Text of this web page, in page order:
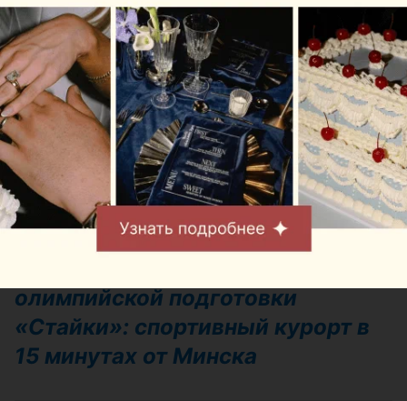
Стоимость:зависит от формата
отдыха и составляет от 25 до 1000
рублей.
Адрес:Заславское водохранилище,
Минское море, пляж №9
Бронирование:по предоплате
Контакты: +375 29 620-11-20
олимпийской подготовки
«Стайки»: спортивный курорт в
15 минутах от Минска